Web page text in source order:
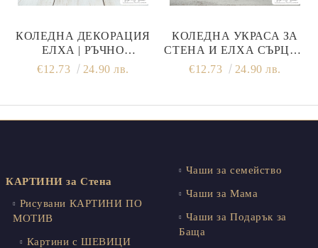
КОЛЕДНА ДЕКОРАЦИЯ
ЕЛХА | РЪЧНО
ИЗРАБОТЕНА
€12.73 24.90 лв.
КОЛЕДНА УКРАСА ЗА
СТЕНА И ЕЛХА СЪРЦЕ ?
| РЪЧНА ИЗРАБОТКА
€12.73 24.90 лв.
КАРТИНИ за Стена
Рисувани КАРТИНИ ПО
МОТИВ
Картини с ШЕВИЦИ
Чаши за семейство
Чаши за Мама
Чаши за Подарък за
Баща